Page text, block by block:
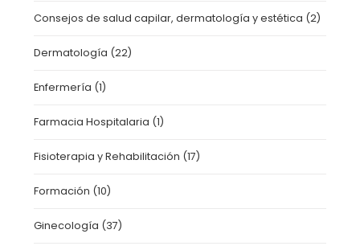
Consejos de salud capilar, dermatología y estética (2)
Dermatología (22)
Enfermería (1)
Farmacia Hospitalaria (1)
Fisioterapia y Rehabilitación (17)
Formación (10)
Ginecología (37)